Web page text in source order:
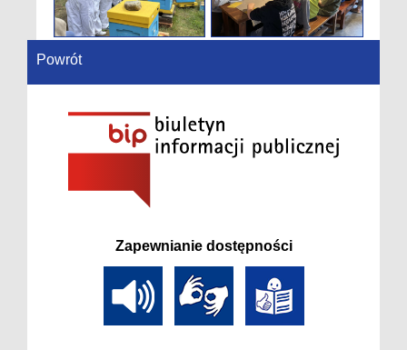
Powrót
Zapewnianie dostępności